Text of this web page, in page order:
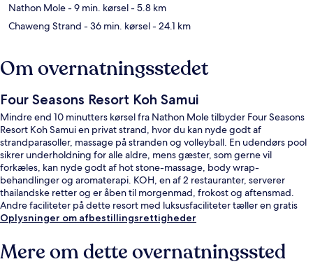
Nathon Mole- 9 min. kørsel- 5.8 km
Chaweng Strand - 36 min. kørsel- 24.1 km
Om overnatningsstedet
Four Seasons Resort Koh Samui
Mindre end 10 minutters kørsel fra Nathon Mole tilbyder Four Seasons
Resort Koh Samui en privat strand, hvor du kan nyde godt af
strandparasoller, massage på stranden og volleyball. En udendørs pool
sikrer underholdning for alle aldre, mens gæster, som gerne vil
forkæles, kan nyde godt af hot stone-massage, body wrap-
behandlinger og aromaterapi. KOH, en af 2 restauranter, serverer
thailandske retter og er åben til morgenmad, frokost og aftensmad.
Andre faciliteter på dette resort med luksusfaciliteter tæller en gratis
børneklub, en strandbar og et døgnåbent motionscenter.
Oplysninger om afbestillingsrettigheder
Mere om dette overnatningssted